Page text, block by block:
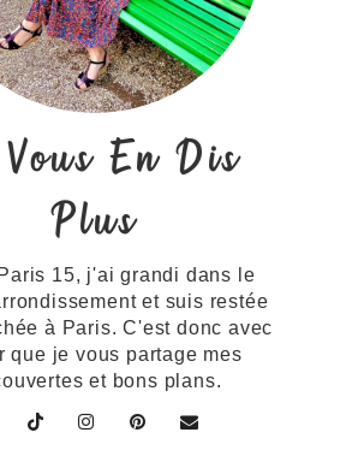
En Dis
Plus
15, j'ai grandi dans le
et suis restée
à Paris. C'est donc avec
que je vous partage mes
et bons plans.